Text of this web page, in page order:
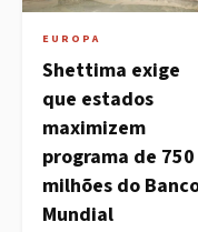
EUROPA
Shettima exige
que estados
maximizem
programa de 750
milhões do
Mundial